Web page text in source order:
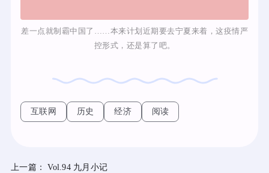
差一点就制霸中国了……本来计划近期要去宁夏来着，这疫情严
控形式，还是算了吧。
互联网 历史 经济 阅读
上一篇： Vol.94 九月小记